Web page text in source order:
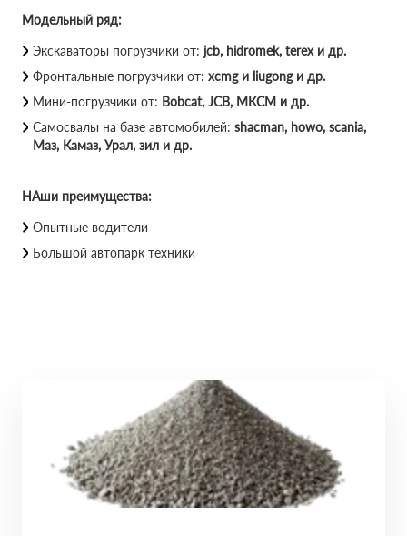
Модельный ряд:
Экскаваторы погрузчики от: jcb, hidromek, terex и др.
Фронтальные погрузчики от: xcmg и liugong и др.
Мини-погрузчики от: Bobcat, JCB, МКСМ и др.
Самосвалы на базе автомобилей: shacman, howo, scania,
Маз, Камаз, Урал, зил и др.
НАши преимущества:
Опытные водители
Большой автопарк техники